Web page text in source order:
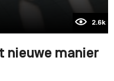
2.6k
nieuwe manier